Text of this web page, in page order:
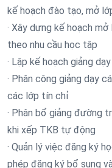
kế hoạch đào tạo, mở
· Xây dựng kế hoạch
theo nhu cầu học tập
· Lập kế hoạch giảng
· Phân công giảng dạy
các lớp tín chỉ
· Phân bổ giảng đường
khi xếp TKB tự động
· Quản lý việc đăng ký
phép đăng ký bổ sung